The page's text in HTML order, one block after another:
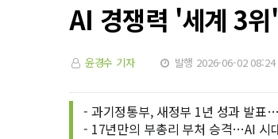
AI 경쟁력 '세계 3
윤경수 기자 발행 2026-06-02 08:24
- 과기정통부, 새정부 1년 성과 발표
- 17년만의 부총리 부처 승격…AI 시